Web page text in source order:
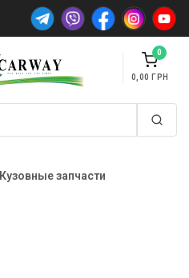
0
0,00
Кузовные запчасти